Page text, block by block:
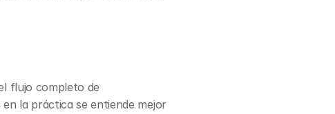
flujo completo de
en la práctica se entiende mejor